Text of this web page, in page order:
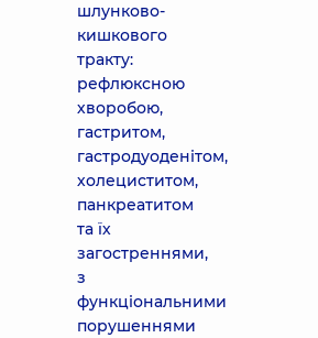
шлунково-
кишкового
тракту:
рефлюксною
хворобою,
гастритом,
гастродуоденітом,
холециститом,
панкреатитом
та їх
загостреннями,
з
функціональними
порушеннями